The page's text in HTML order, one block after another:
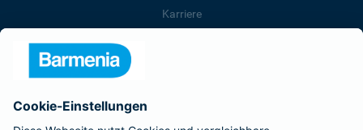
Karriere
Barmenia ist Teil der BarmeniaGothaer